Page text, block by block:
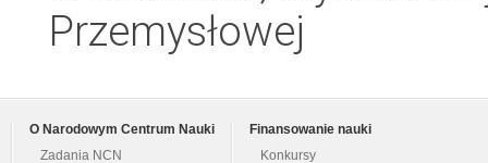
Przemysłowej
O Narodowym Centrum Nauki
Zadania NCN
Finansowanie nauki
Konkursy